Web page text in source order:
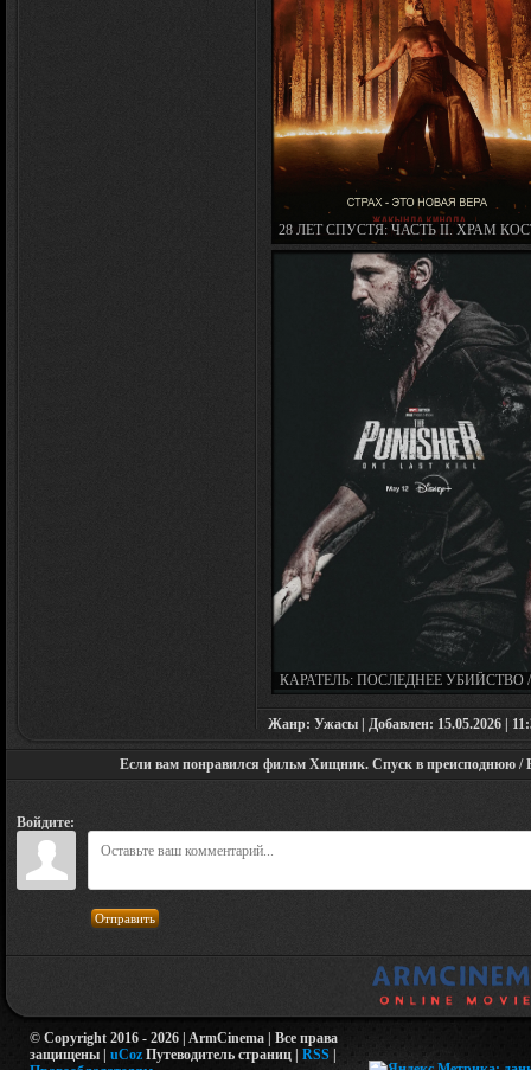
28 ЛЕТ СПУСТЯ: ЧАСТЬ II. ХРАМ
28 YEARS LATER: THE BONE TEMPLE
КАРАТЕЛЬ: ПОСЛЕДНЕЕ УБИЙСТВО /
PUNISHER: ONE LAST KILL (2026)
Жанр: Ужасы | Добавлен: 15.05.2026 |
Если вам понравился фильм Хищник. Спуск в преисподнюю /
Войдите:
Отправить
© Copyright 2016 - 2026 | ArmCinema | Все права
защищены | uCoz Путеводитель страниц | RSS |